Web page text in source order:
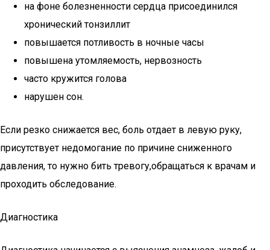
на фоне болезненности сердца присоединился
хронический тонзиллит
повышается потливость в ночные часы
повышена утомляемость, нервозность
часто кружится голова
нарушен сон.
Если резко снижается вес, боль отдает в левую руку,
присутствует недомогание по причине сниженного
давления, то нужно бить тревогу,обращаться к врачам и
проходить обследование.
Диагностика